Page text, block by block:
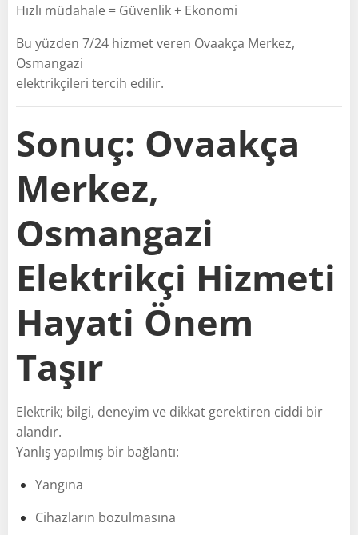
Hızlı müdahale = Güvenlik + Ekonomi
Bu yüzden 7/24 hizmet veren Ovaakça Merkez,
Osmangazi
elektrikçileri tercih edilir.
Sonuç: Ovaakça
Merkez,
Osmangazi
Elektrikçi Hizmeti
Hayati Önem
Taşır
Elektrik; bilgi, deneyim ve dikkat gerektiren ciddi bir
alandır.
Yanlış yapılmış bir bağlantı:
Yangına
Cihazların bozulmasına